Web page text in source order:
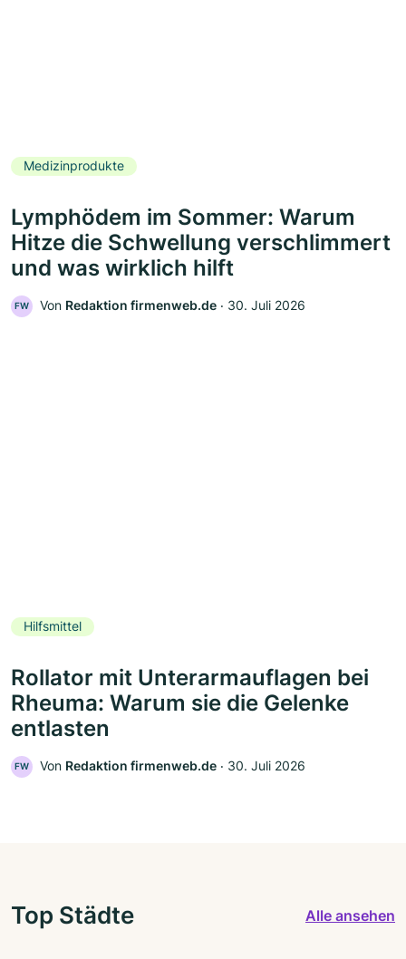
Medizinprodukte
Lymphödem im Sommer: Warum
Hitze die Schwellung verschlimmert
und was wirklich hilft
FW Von Redaktion firmenweb.de ‧ 30. Juli 2026
Hilfsmittel
Rollator mit Unterarmauflagen bei
Rheuma: Warum sie die Gelenke
entlasten
FW Von Redaktion firmenweb.de ‧ 30. Juli 2026
Top Städte Alle ansehen